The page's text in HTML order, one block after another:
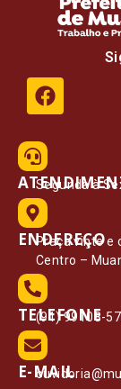
Segunda à
ENDEREÇO
Praça vinte e
Centro –
TELEFONE
(91) 99108-
E-MAIL